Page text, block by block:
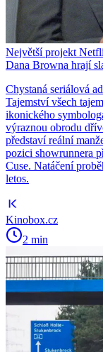
Největší projekt
Dana Browna hrají
Chystaná seriálová
Tajemství všech
ikonického
výraznou obrodu
představí reální
pozici showrunnera
Cuse. Natáčení
letos.
Kinobox.cz
2 min